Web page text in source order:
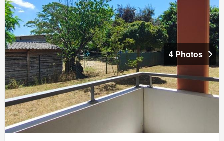
4 Photos